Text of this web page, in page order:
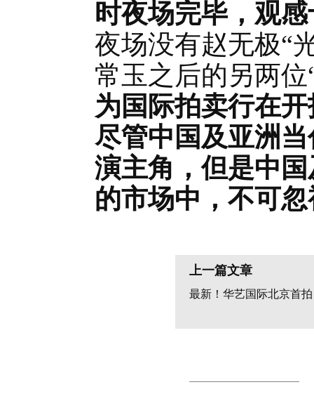
时夜场完毕，观
夜场没有赵无极“
常玉之后的另两
为国际拍卖行在
尽管中国及亚洲
演主角，但是中
的市场中，不可
上一篇文章
最新！华艺国际北京首